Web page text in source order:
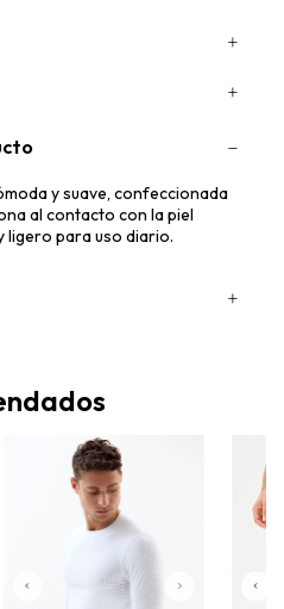
y suave, confeccionada
al contacto con la piel
ligero para uso diario.